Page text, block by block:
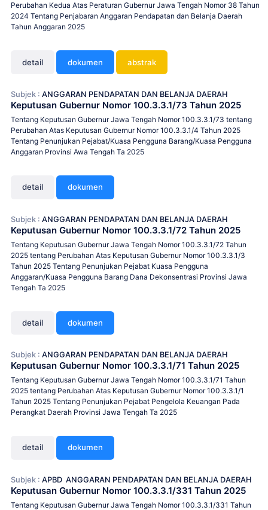
Perubahan Kedua Atas Peraturan Gubernur Jawa Tengah Nomor 38 Tahun
2024 Tentang Penjabaran Anggaran Pendapatan dan Belanja Daerah
Tahun Anggaran 2025
detail dokumen abstrak
Subjek : ANGGARAN PENDAPATAN DAN BELANJA DAERAH
Keputusan Gubernur Nomor 100.3.3.1/73 Tahun 2025
Tentang Keputusan Gubernur Jawa Tengah Nomor 100.3.3.1/73 tentang
Perubahan Atas Keputusan Gubernur Nomor 100.3.3.1/4 Tahun 2025
Tentang Penunjukan Pejabat/Kuasa Pengguna Barang/Kuasa Pengguna
Anggaran Provinsi Awa Tengah Ta 2025
detail dokumen
Subjek : ANGGARAN PENDAPATAN DAN BELANJA DAERAH
Keputusan Gubernur Nomor 100.3.3.1/72 Tahun 2025
Tentang Keputusan Gubernur Jawa Tengah Nomor 100.3.3.1/72 Tahun
2025 tentang Perubahan Atas Keputusan Gubernur Nomor 100.3.3.1/3
Tahun 2025 Tentang Penunjukan Pejabat Kuasa Pengguna
Anggaran/Kuasa Pengguna Barang Dana Dekonsentrasi Provinsi Jawa
Tengah Ta 2025
detail dokumen
Subjek : ANGGARAN PENDAPATAN DAN BELANJA DAERAH
Keputusan Gubernur Nomor 100.3.3.1/71 Tahun 2025
Tentang Keputusan Gubernur Jawa Tengah Nomor 100.3.3.1/71 Tahun
2025 tentang Perubahan Atas Keputusan Gubernur Nomor 100.3.3.1/1
Tahun 2025 Tentang Penunjukan Pejabat Pengelola Keuangan Pada
Perangkat Daerah Provinsi Jawa Tengah Ta 2025
detail dokumen
Subjek : APBD ANGGARAN PENDAPATAN DAN BELANJA DAERAH
Keputusan Gubernur Nomor 100.3.3.1/331 Tahun 2025
Tentang Keputusan Gubernur Jawa Tengah Nomor 100.3.3.1/331 Tahun